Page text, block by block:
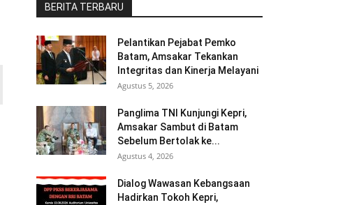
BERITA TERBARU
Pelantikan Pejabat Pemko
Batam, Amsakar Tekankan
Integritas dan Kinerja Melayani
Agustus 5, 2026
Panglima TNI Kunjungi Kepri,
Amsakar Sambut di Batam
Sebelum Bertolak ke...
Agustus 4, 2026
Dialog Wawasan Kebangsaan
Hadirkan Tokoh Kepri,